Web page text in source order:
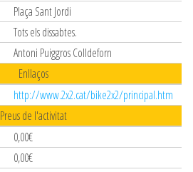
Plaça Sant Jordi
Tots els dissabtes.
Antoni Puiggros Colldeforn
Enllaços
http://www.2x2.cat/bike2x2/principal.htm
Preus de l'activitat
0,00€
0,00€